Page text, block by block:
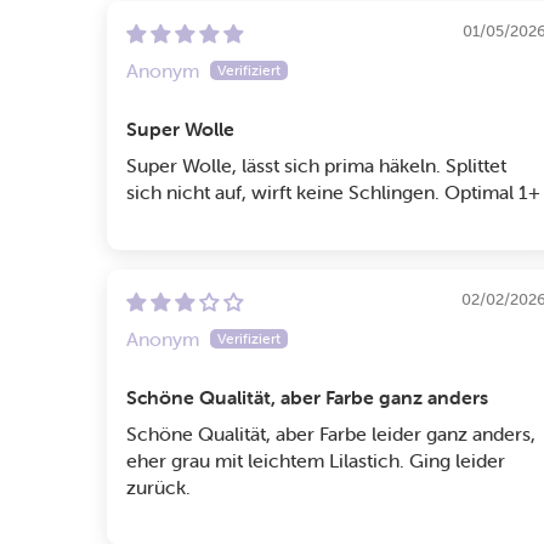
01/05/2026
Anonym
Super Wolle
Super Wolle, lässt sich prima häkeln. Splittet
sich nicht auf, wirft keine Schlingen. Optimal 1+
02/02/2026
Anonym
Schöne Qualität, aber Farbe ganz anders
Schöne Qualität, aber Farbe leider ganz anders,
eher grau mit leichtem Lilastich. Ging leider
zurück.